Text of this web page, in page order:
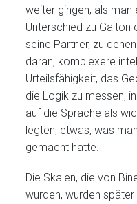
weiter gingen, als
Unterschied zu Galton
seine Partner, zu
daran, komplexere
Urteilsfähigkeit, das
die Logik zu messen,
auf die Sprache als
legten, etwas, was
gemacht hatte.
Die Skalen, die von
wurden, wurden